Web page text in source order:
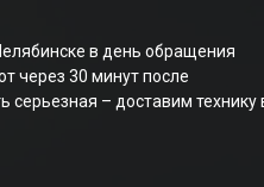
в день обращения
через 30 минут после
серьезная – доставим технику